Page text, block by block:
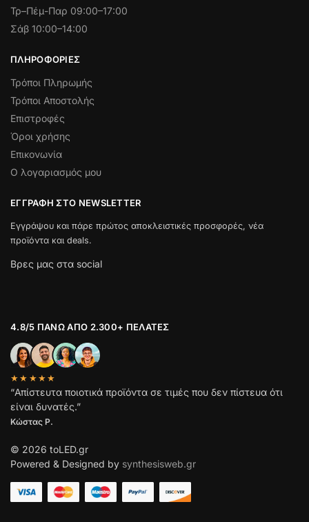
Τρ–Πέμ-Παρ 09:00–17:00
Σάβ 10:00–14:00
ΠΛΗΡΟΦΟΡΊΕΣ
Τρόποι Πληρωμής
Τρόποι Αποστολής
Επιστροφές
Όροι χρήσης
Επικονωνία
Ο λογαριασμός μου
ΕΓΓΡΑΦΉ ΣΤΟ NEWSLETTER
Εγγράψου και πάρε πρώτος αποκλειστικές προσφορές, νέα
προϊόντα και deals.
Βρες μας στα social
4.8/5 ΠΆΝΩ ΑΠΌ 2.300+ ΠΕΛΆΤΕΣ
★★★★★
“Απίστευτα ποιοτικά προϊόντα σε τιμές που δεν πίστευα ότι
είναι δυνατές.”
Κώστας Ρ.
© 2026 toLED.gr
Powered & Designed by synthesisweb.gr